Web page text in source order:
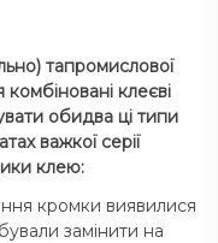
тапромислової
клеєві
обидва ці типи
важкої серії
клею:
кромки виявилися
замінити на